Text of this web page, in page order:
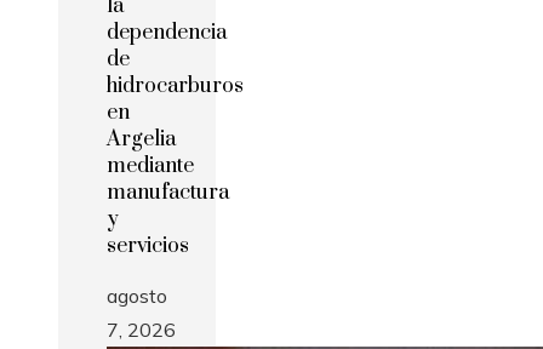
la
dependencia
de
hidrocarburos
en
Argelia
mediante
manufactura
y
servicios
agosto
7, 2026